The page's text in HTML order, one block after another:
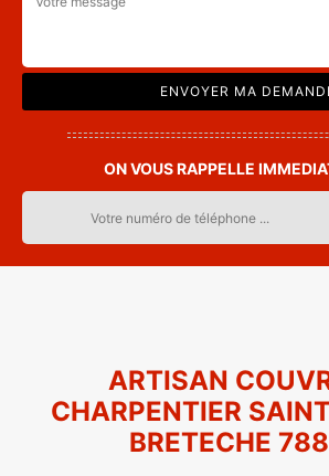
ON VOUS RAPPELLE
ARTISAN
CHARPENTIER
BRETECHE